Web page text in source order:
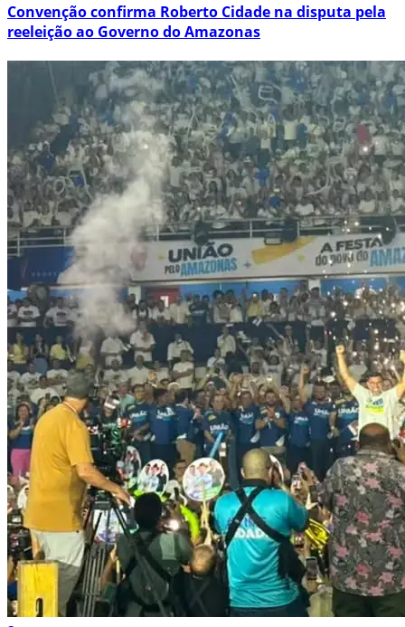
Convenção confirma Roberto Cidade na disputa pela
reeleição ao Governo do Amazonas